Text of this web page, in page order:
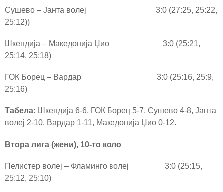
Сушево – Јанта волеј 3:0 (27:25, 25:22,
25:12))
Шкендија – Македонија Џио 3:0 (25:21,
25:14, 25:18)
ГОК Борец – Вардар 3:0 (25:16, 25:9,
25:16)
Табела: Шкендија 6-6, ГОК Борец 5-7, Сушево 4-8, Јанта
волеј 2-10, Вардар 1-11, Македонија Џио 0-12.
Втора лига (жени), 10-то коло
Пелистер волеј – Фламинго волеј 3:0 (25:15,
25:12, 25:10)